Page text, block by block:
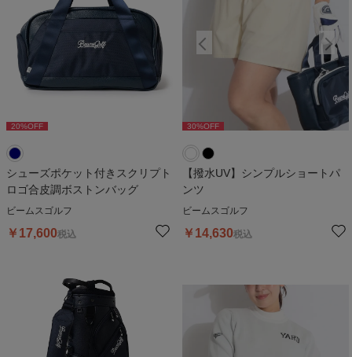
20%OFF
シューズポケット付きスクリプト
ロゴ合皮調ボストンバッグ
ビームスゴルフ
￥ 17,600税込
30%OFF 30%OFF
【撥水UV】シンプルショートパ
ンツ
ビームスゴルフ
￥ 14,630税込